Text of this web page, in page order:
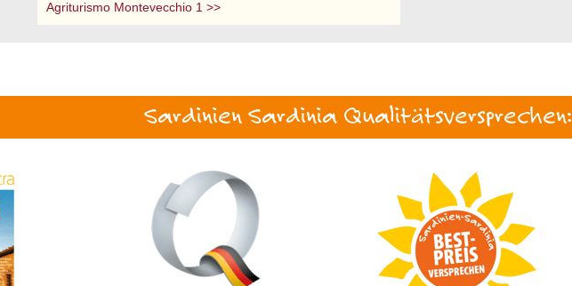
Agriturismo Montevecchio 1 >>
Sardinien Sardinia Qualitätsversprechen: